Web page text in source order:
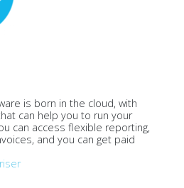
is born in the cloud, with
can help you to run your
can access flexible reporting,
and you can get paid